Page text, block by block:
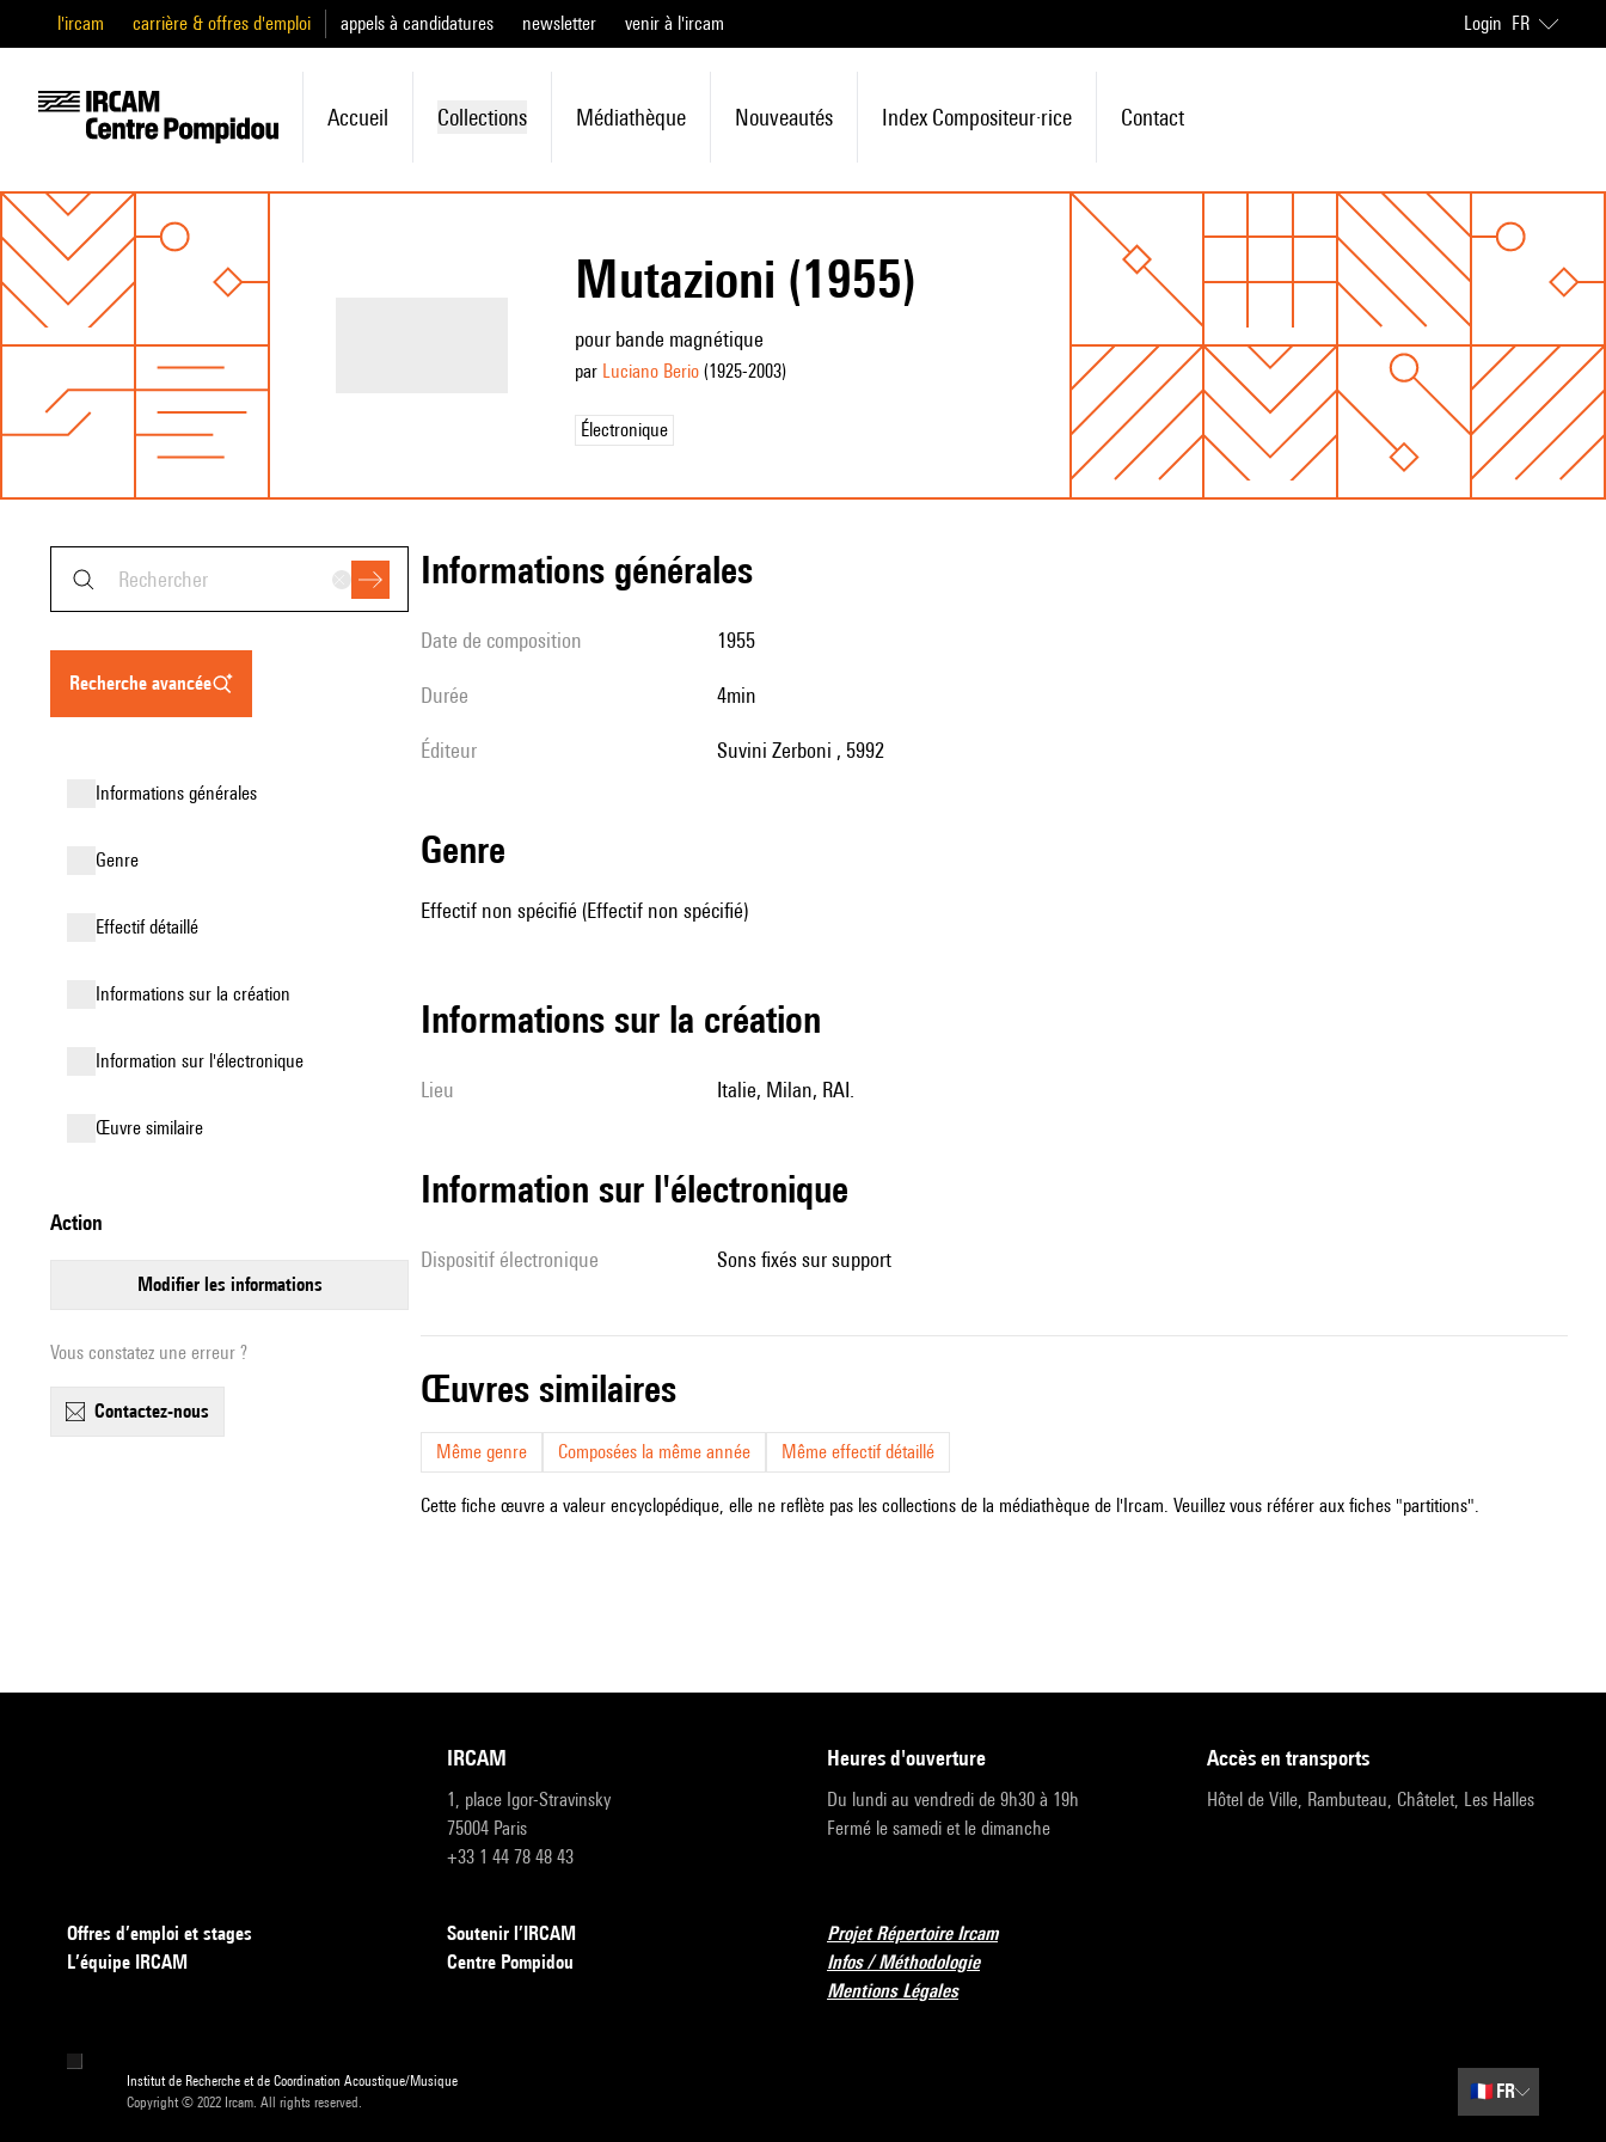
l'ircam carrière & offres d'emploi appels à candidatures newsletter venir à l'ircam Login FR
Accueil Collections Médiathèque Nouveautés Index Compositeur·rice Contact
Mutazioni (1955)
pour bande magnétique
par Luciano Berio(1925-2003)
Électronique
recherche avancée
informations générales
genre
effectif détaillé
informations sur la création
Information sur l'électronique
œuvre similaire
action
modifier les informations
Vous constatez une erreur ?
contactez-nous
informations générales
date de composition 1955
durée 4min
éditeur Suvini Zerboni , 5992
genre
Effectif non spécifié (Effectif non spécifié)
informations sur la création
lieu Italie, Milan, RAI.
Information sur l'électronique
Dispositif électronique sons fixés sur support
œuvres similaires
Même genre Composées la même année Même effectif détaillé
Cette fiche œuvre a valeur encyclopédique, elle ne reflète pas les collections de la médiathèque de l'Ircam. Veuillez vous référer aux fiches "partitions".
IRCAM
1, place Igor-Stravinsky
75004 Paris
+33 1 44 78 48 43
heures d'ouverture
Du lundi au vendredi de 9h30 à 19h
Fermé le samedi et le dimanche
accès en transports
Hôtel de Ville, Rambuteau, Châtelet, Les Halles
Offres d’emploi et stages
L’équipe IRCAM
Soutenir l’IRCAM
Centre Pompidou
Projet Répertoire Ircam
Infos / Méthodologie
Mentions Légales
Institut de Recherche et de Coordination Acoustique/Musique
Copyright © 2022 Ircam. All rights reserved.
🇫🇷 FR